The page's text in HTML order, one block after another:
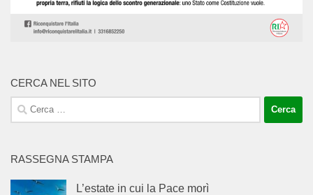
CERCA NEL SITO
Ricerca
per:
RASSEGNA STAMPA
L’estate in cui la Pace morì